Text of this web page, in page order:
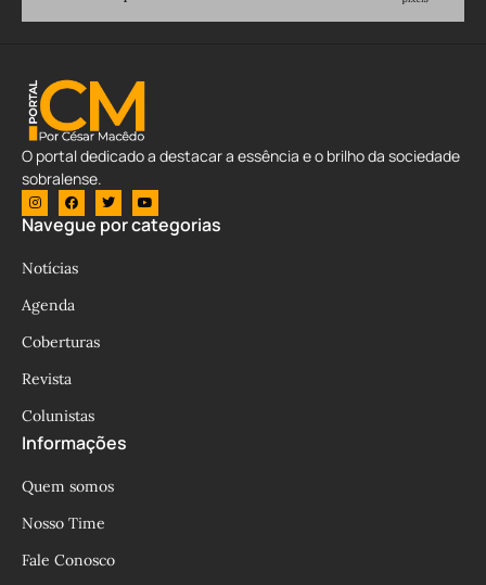
O portal dedicado a destacar a essência e o brilho da sociedade
sobralense.
Navegue por categorias
Notícias
Agenda
Coberturas
Revista
Colunistas
Informações
Quem somos
Nosso Time
Fale Conosco